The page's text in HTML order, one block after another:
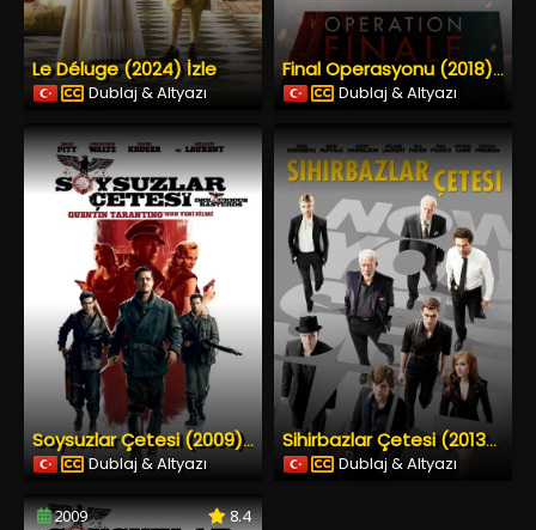
Le Déluge (2024) İzle
Dublaj & Altyazı
Final Operasyonu (2018) İzle
Dublaj & Altyazı
Soysuzlar Çetesi (2009) İzle
Dublaj & Altyazı
Sihirbazlar Çetesi (2013) İzle
Dublaj & Altyazı
2009 8.4